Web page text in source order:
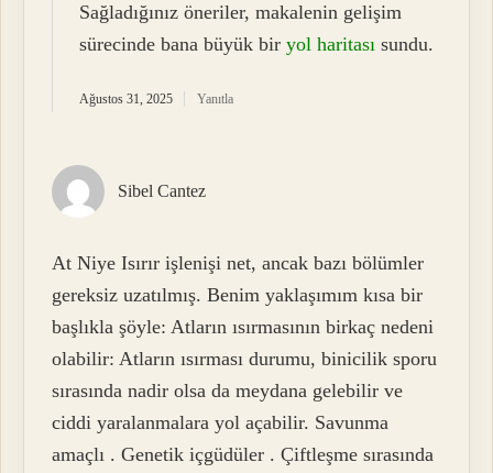
Sağladığınız öneriler, makalenin gelişim
sürecinde bana büyük biryol haritası sundu.
Ağustos 31, 2025 Yanıtla
Sibel Cantez
At Niye Isırır işlenişi net, ancak bazı bölümler
gereksiz uzatılmış. Benim yaklaşımım kısa bir
başlıkla şöyle: Atların ısırmasının birkaç nedeni
olabilir: Atların ısırması durumu, binicilik sporu
sırasında nadir olsa da meydana gelebilir ve
ciddi yaralanmalara yol açabilir. Savunma
amaçlı . Genetik içgüdüler . Çiftleşme sırasında